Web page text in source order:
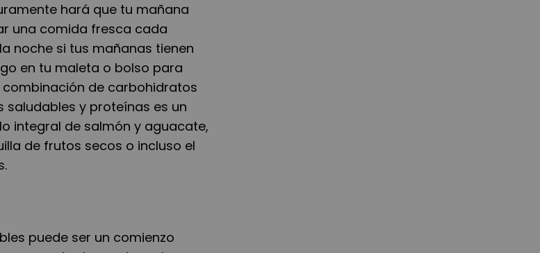
hará que tu mañana
una comida fresca cada
noche si tus mañanas tienen
en tu maleta o bolso para
de carbohidratos
y proteínas es un
integral de salmón y aguacate,
de frutos secos o incluso el
puede ser un comienzo